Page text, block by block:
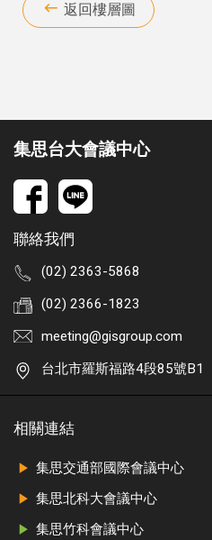
返回樓層圖
集思台大會議中心
聯絡我們
(02) 2363-5868
(02) 2366-1823
meeting@gisgroup.com
台北市羅斯福路4段85號B1
相關連結
集思交通部國際會議中心
集思北科大會議中心
集思竹科會議中心